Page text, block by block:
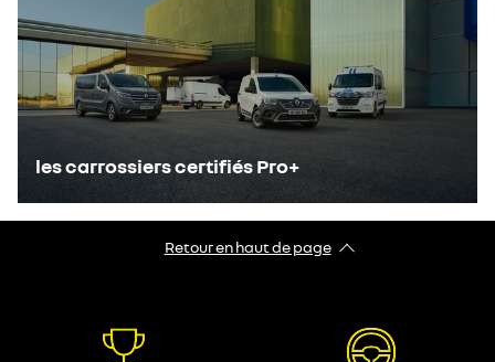
les carrossiers certifiés Pro+
Retour en haut de page